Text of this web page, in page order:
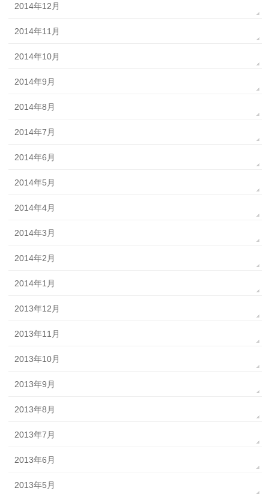
2014年12月
2014年11月
2014年10月
2014年9月
2014年8月
2014年7月
2014年6月
2014年5月
2014年4月
2014年3月
2014年2月
2014年1月
2013年12月
2013年11月
2013年10月
2013年9月
2013年8月
2013年7月
2013年6月
2013年5月